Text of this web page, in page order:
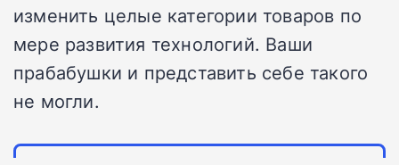
изменить целые категории товаров по
мере развития технологий. Ваши
прабабушки и представить себе такого
не могли.